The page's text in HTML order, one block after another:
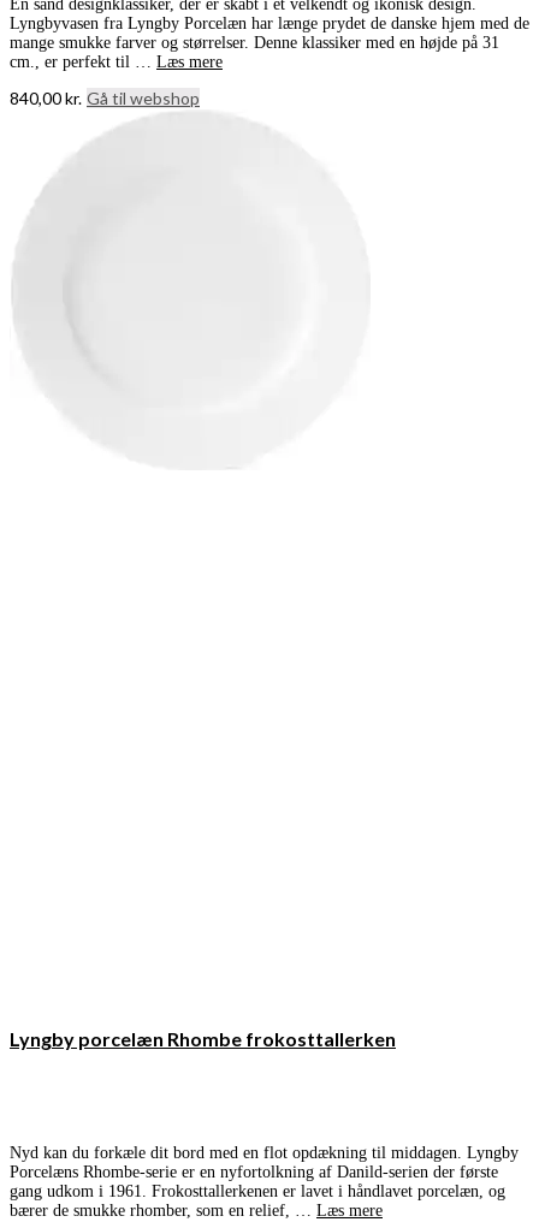
En sand designklassiker, der er skabt i et velkendt og ikonisk design.
Lyngbyvasen fra Lyngby Porcelæn har længe prydet de danske hjem med de
mange smukke farver og størrelser. Denne klassiker med en højde på 31
cm., er perfekt til … Læs mere
840,00kr. Gå til webshop
Lyngby porcelæn Rhombe frokosttallerken
Nyd kan du forkæle dit bord med en flot opdækning til middagen. Lyngby
Porcelæns Rhombe-serie er en nyfortolkning af Danild-serien der første
gang udkom i 1961. Frokosttallerkenen er lavet i håndlavet porcelæn, og
bærer de smukke rhomber, som en relief, … Læs mere